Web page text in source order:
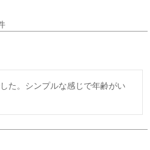
た。シンプルな感じで年齢がい